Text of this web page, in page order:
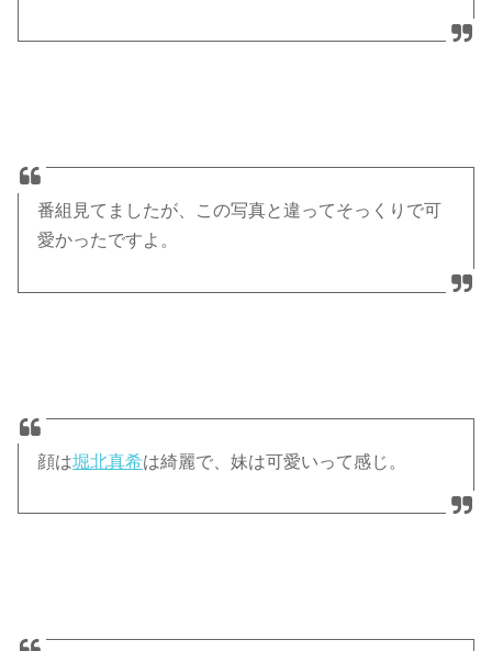
番組見てましたが、この写真と違ってそっくりで可
愛かったですよ。
顔は堀北真希は綺麗で、妹は可愛いって感じ。